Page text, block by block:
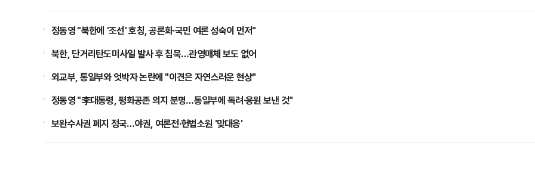
정동영 "북한에 '조선' 호칭, 공론화·국민 여론 성숙이 먼저"
북한, 단거리탄도미사일 발사 후 침묵…관영매체 보도 없어
외교부, 통일부와 엇박자 논란에 "이견은 자연스러운 현상"
정동영 "李대통령, 평화공존 의지 분명…통일부에 독려·응원 보낸 것"
보완수사권 폐지 정국…야권, 여론전·헌법소원 '맞대응'